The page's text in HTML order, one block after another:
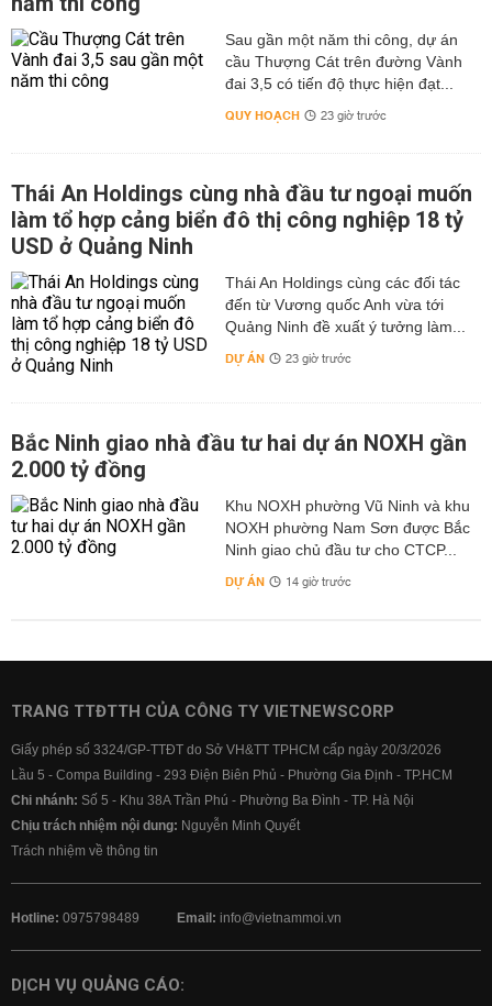
Sau gần một năm thi công, dự án
cầu Thượng Cát trên đường Vành
đai 3,5 có tiến độ thực hiện đạt...
QUY HOẠCH 23 giờ trước
Thái An Holdings cùng nhà đầu tư ngoại muốn
làm tổ hợp cảng biển đô thị công nghiệp 18 tỷ
USD ở Quảng Ninh
Thái An Holdings cùng các đối tác
đến từ Vương quốc Anh vừa tới
Quảng Ninh đề xuất ý tưởng làm...
DỰ ÁN 23 giờ trước
Bắc Ninh giao nhà đầu tư hai dự án NOXH gần
2.000 tỷ đồng
Khu NOXH phường Vũ Ninh và khu
NOXH phường Nam Sơn được Bắc
Ninh giao chủ đầu tư cho CTCP...
DỰ ÁN 14 giờ trước
TRANG TTĐTTH CỦA CÔNG TY VIETNEWSCORP
Giấy phép số 3324/GP-TTĐT do Sở VH&TT TPHCM cấp ngày 20/3/2026
Lầu 5 - Compa Building - 293 Điện Biên Phủ - Phường Gia Định - TP.HCM
Chi nhánh: Số 5 - Khu 38A Trần Phú - Phường Ba Đình - TP. Hà Nội
Chịu trách nhiệm nội dung: Nguyễn Minh Quyết
Trách nhiệm về thông tin
Hotline: 0975798489 Email: info@vietnammoi.vn
DỊCH VỤ QUẢNG CÁO: